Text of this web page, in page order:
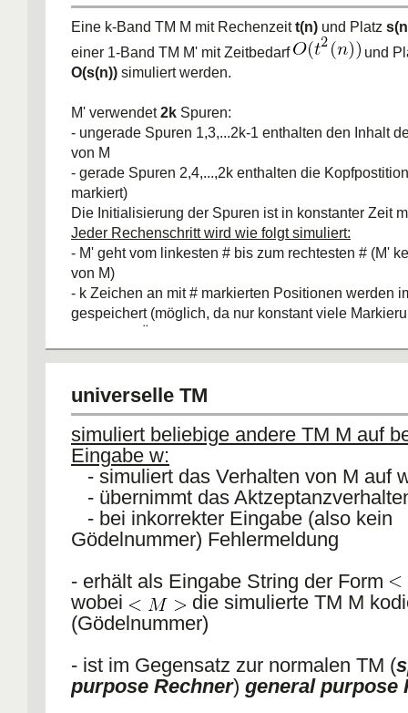
Eine k-Band TM M mit Rechenzeitt(n) und Platz
einer 1-Band TM M' mit Zeitbedarf
und
O(s(n)) simuliert werden.
M' verwendet2k Spuren:
- ungerade Spuren 1,3,...2k-1 enthalten den Inhalt
von M
- gerade Spuren 2,4,...,2k enthalten die
markiert)
Die Initialisierung der Spuren ist in konstanter Zeit
Jeder Rechenschritt wird wie folgt simuliert:
- M' geht vom linkesten # bis zum rechtesten # (M'
von M)
- k Zeichen an mit # markierten Positionen werden
gespeichert (möglich, da nur konstant viele
und Bandbewegungen)
verschiebt # nach links oder rechts.
Laufzeit:Nach t Schritten können die äußeren
höchstens 2t Positionen auseinander liegen (pro
Position verschoben) => Abstand zwischen Zeichen
beschränkt => Laufzeit pro Schritt durch O(t(n))
Simulation von t(n) Schritten durch
Platzbedarf:linear (zu jeder von M' besuchten Zelle
eine Zelle, die M besucht?)
universelle TM
simuliert beliebige andere TM M auf
Eingabe w:
- simuliert das Verhalten von M auf
- übernimmt das
- bei inkorrekter Eingabe (also kein
Gödelnummer) Fehlermeldung
- erhält als Eingabe String der Form
wobei
die simulierte TM M
(Gödelnummer)
- ist im Gegensatz zur normalen TM (
purpose Rechner) general purpose